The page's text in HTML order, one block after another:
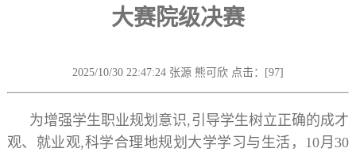
大赛院级决赛
2025/10/30 22:47:24 张源 熊可欣 点击：[97]
为增强学生职业规划意识,引导学生树立正确的成才
观、就业观,科学合理地规划大学学习与生活，10月30